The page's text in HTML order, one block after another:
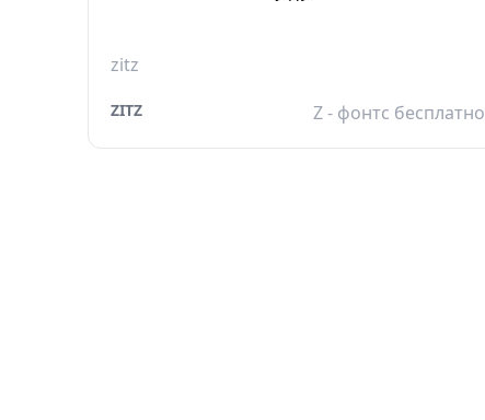
zitz
ZITZ Z - фонтс бесплатно